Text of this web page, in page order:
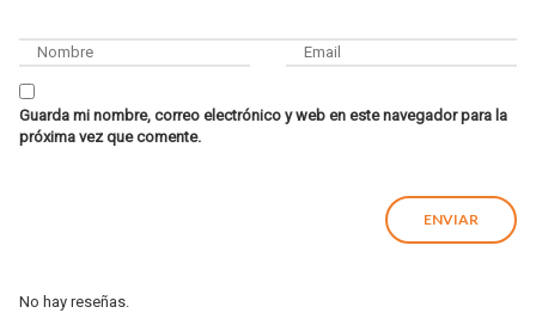
Guarda mi nombre, correo electrónico y web en este navegador para la
próxima vez que comente.
No hay reseñas.